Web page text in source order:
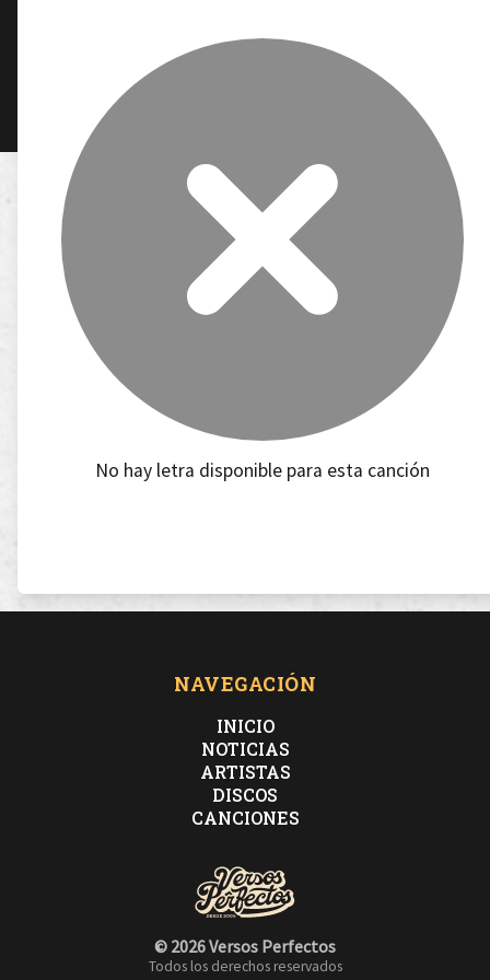
No hay letra disponible para esta canción
NAVEGACIÓN
INICIO
NOTICIAS
ARTISTAS
DISCOS
CANCIONES
© 2026 Versos Perfectos
Todos los derechos reservados